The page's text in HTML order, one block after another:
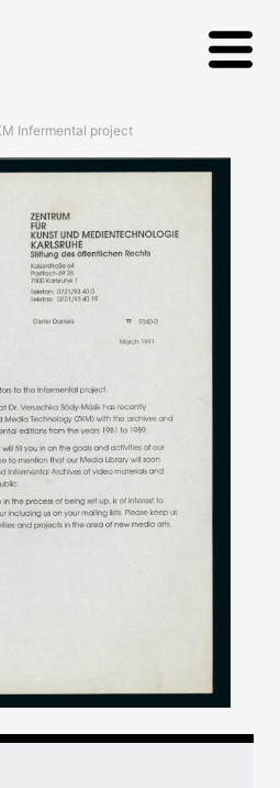
Infermental project